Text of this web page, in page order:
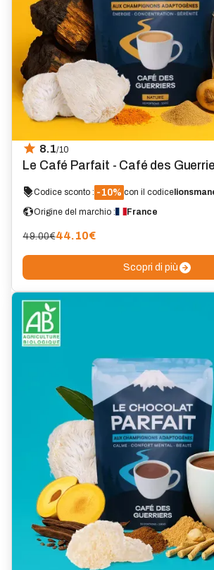
8.1/10
Le Café Parfait - Café des
Codice sconto : -10% con il codice
Origine del marchio :
France
49.00€44.10€
Scopri di più